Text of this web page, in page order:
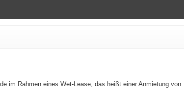
im Rahmen eines Wet-Lease, das heißt einer Anmietung von